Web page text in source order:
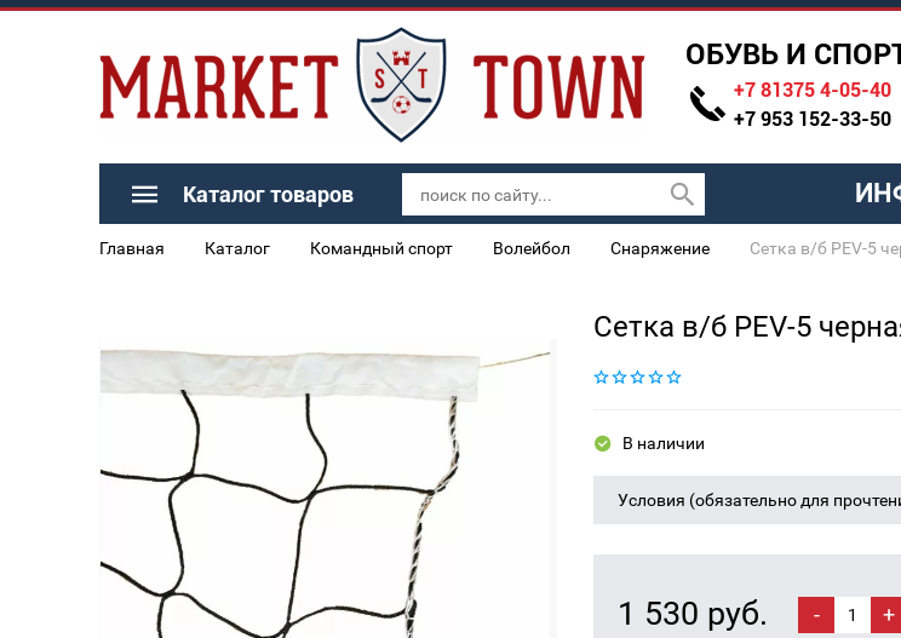
ОБУВЬ И
+7 81375 4-05-40
+7 953 152-33-50
Каталог товаров
Главная Каталог Командный спорт Волейбол Снаряжение Сетка в/б PEV-5
Сетка в/б PEV-5
В наличии
Условия (обязательно для
1 530 руб. - +